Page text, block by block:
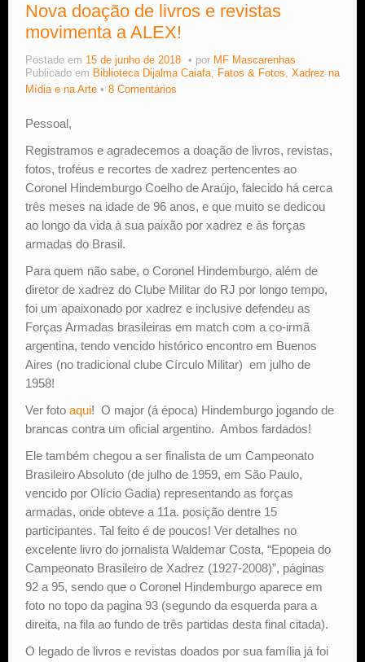
Nova doação de livros e revistas
movimenta a ALEX!
Postado em 15 de junho de 2018 por MF Mascarenhas
Publicado em Biblioteca Dijalma Caiafa, Fatos & Fotos, Xadrez na
Mídia e na Arte
8 Comentários
Pessoal,
Registramos e agradecemos a doação de livros, revistas,
fotos, troféus e recortes de xadrez pertencentes ao
Coronel Hindemburgo Coelho de Araújo, falecido há cerca
três meses na idade de 96 anos, e que muito se dedicou
ao longo da vida à sua paixão por xadrez e às forças
armadas do Brasil.
Para quem não sabe, o Coronel Hindemburgo, além de
diretor de xadrez do Clube Militar do RJ por longo tempo,
foi um apaixonado por xadrez e inclusive defendeu as
Forças Armadas brasileiras em match com a co-irmã
argentina, tendo vencido histórico encontro em Buenos
Aires (no tradicional clube Círculo Militar) em julho de
1958!
Ver foto aqui! O major (á época) Hindemburgo jogando de
brancas contra um oficial argentino. Ambos fardados!
Ele também chegou a ser finalista de um Campeonato
Brasileiro Absoluto (de julho de 1959, em São Paulo,
vencido por Olício Gadia) representando as forças
armadas, onde obteve a 11a. posição dentre 15
participantes. Tal feito é de poucos! Ver detalhes no
excelente livro do jornalista Waldemar Costa, “Epopeia do
Campeonato Brasileiro de Xadrez (1927-2008)”, páginas
92 a 95, sendo que o Coronel Hindemburgo aparece em
foto no topo da pagina 93 (segundo da esquerda para a
direita, na fila ao fundo de três partidas desta final citada).
O legado de livros e revistas doados por sua família já foi